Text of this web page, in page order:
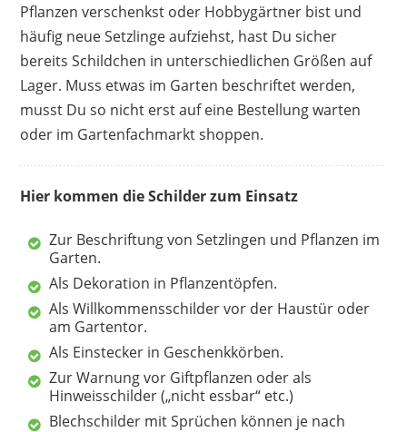
Pflanzen verschenkst oder Hobbygärtner bist und
häufig neue Setzlinge aufziehst, hast Du sicher
bereits Schildchen in unterschiedlichen Größen auf
Lager. Muss etwas im Garten beschriftet werden,
musst Du so nicht erst auf eine Bestellung warten
oder im Gartenfachmarkt shoppen.
Hier kommen die Schilder zum Einsatz
Zur Beschriftung von Setzlingen und Pflanzen im
Garten.
Als Dekoration in Pflanzentöpfen.
Als Willkommensschilder vor der Haustür oder
am Gartentor.
Als Einstecker in Geschenkkörben.
Zur Warnung vor Giftpflanzen oder als
Hinweisschilder („nicht essbar“ etc.)
Blechschilder mit Sprüchen können je nach